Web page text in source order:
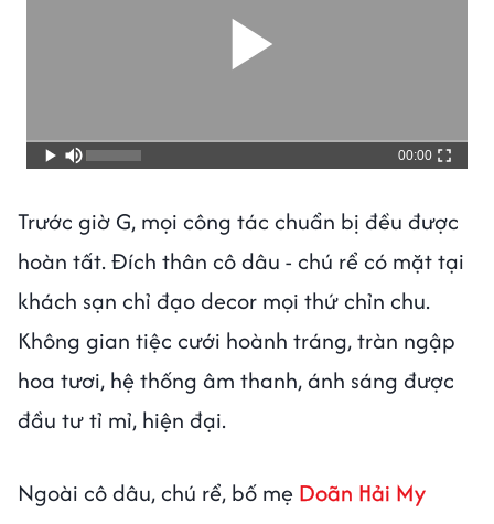
00:00
Trước giờ G, mọi công tác chuẩn bị đều được
hoàn tất. Đích thân cô dâu - chú rể có mặt tại
khách sạn chỉ đạo decor mọi thứ chỉn chu.
Không gian tiệc cưới hoành tráng, tràn ngập
hoa tươi, hệ thống âm thanh, ánh sáng được
đầu tư tỉ mỉ, hiện đại.
Ngoài cô dâu, chú rể, bố mẹ Doãn Hải My